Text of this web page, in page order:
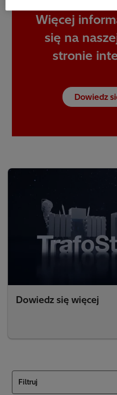
Więcej
się na
stronie
Dowiedz
Dowiedz się więcej
Filtruj